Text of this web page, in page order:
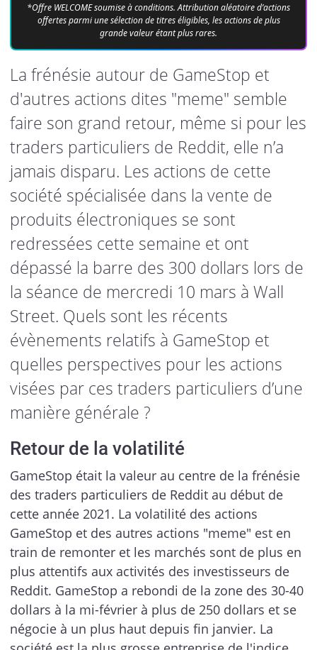
*Offre WELCOME soumise à conditions. Attribution aléatoire d’actions
offertes parmi une sélection de titres éligibles, les actions de plus
grande valeur étant plus rares.
La frénésie autour de GameStop et
d'autres actions dites "meme" semble
faire son grand retour, même si pour les
traders particuliers de Reddit, elle n’a
jamais disparu. Les actions de cette
société spécialisée dans la vente de
produits électroniques se sont
redressées cette semaine et ont
dépassé la barre des 300 dollars lors de
la séance de mercredi 10 mars à Wall
Street. Quels sont les récents
évènements relatifs à GameStop et
quelles perspectives pour les actions
visées par ces traders particuliers d’une
manière générale ?
Retour de la volatilité
GameStop était la valeur au centre de la frénésie
des traders particuliers de Reddit au début de
cette année 2021. La volatilité des actions
GameStop et des autres actions "meme" est en
train de remonter et les marchés sont de plus en
plus attentifs aux activités des investisseurs de
Reddit. GameStop a rebondi de la zone des 30-40
dollars à la mi-février à plus de 250 dollars et se
négocie à un plus haut depuis fin janvier. La